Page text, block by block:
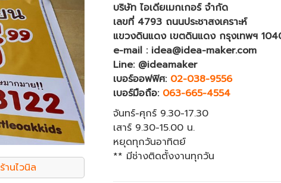
ร้านไวนิล
บริษัท ไอเดียเมกเกอร์ จำกัด
เลขที่ 4793 ถนนประชาสงเคราะห์
แขวงดินแดง เขตดินแดง กรุงเทพฯ
e-mail : idea@idea-maker.com
Line: @ideamaker
เบอร์ออฟฟิศ: 02-038-9556
เบอร์มือถือ: 063-665-4554
จันทร์-ศุกร์ 9.30-17.30
เสาร์ 9.30-15.00 น.
หยุดทุกวันอาทิตย์
** มีช่างติดตั้งงานทุกวัน